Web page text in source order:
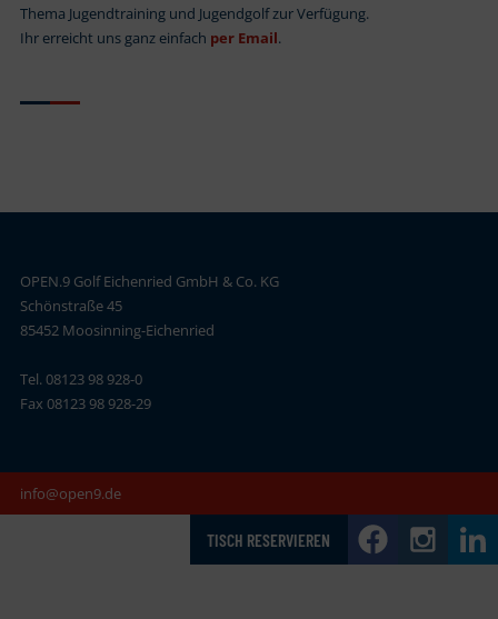
Thema Jugendtraining und Jugendgolf zur Verfügung.
Ihr erreicht uns ganz einfach per Email.
OPEN.9 Golf Eichenried GmbH & Co. KG
Schönstraße 45
85452 Moosinning-Eichenried
Tel. 08123 98 928-0
Fax 08123 98 928-29
info@open9.de
TISCH RESERVIEREN